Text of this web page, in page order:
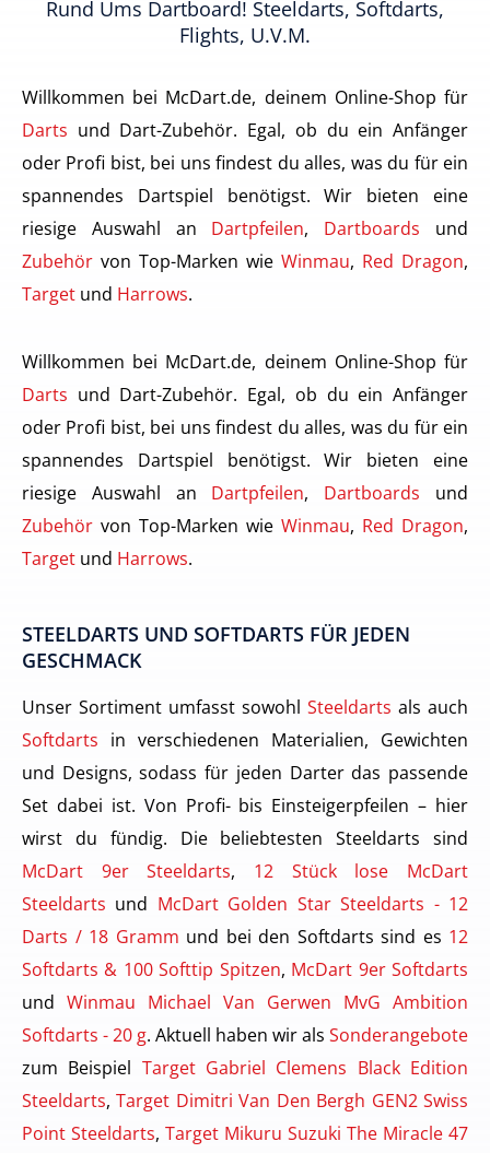
Rund Ums Dartboard! Steeldarts, Softdarts,
Flights, U.v.m.
Willkommen bei McDart.de, deinem Online-Shop für
Darts und Dart-Zubehör. Egal, ob du ein Anfänger
oder Profi bist, bei uns findest du alles, was du für ein
spannendes Dartspiel benötigst. Wir bieten eine
riesige Auswahl an Dartpfeilen, Dartboards und
Zubehör von Top-Marken wie Winmau, Red Dragon,
Target und Harrows.
Willkommen bei McDart.de, deinem Online-Shop für
Darts und Dart-Zubehör. Egal, ob du ein Anfänger
oder Profi bist, bei uns findest du alles, was du für ein
spannendes Dartspiel benötigst. Wir bieten eine
riesige Auswahl an Dartpfeilen, Dartboards und
Zubehör von Top-Marken wie Winmau, Red Dragon,
Target und Harrows.
STEELDARTS UND SOFTDARTS FÜR JEDEN
GESCHMACK
Unser Sortiment umfasst sowohl Steeldarts als auch
Softdarts in verschiedenen Materialien, Gewichten
und Designs, sodass für jeden Darter das passende
Set dabei ist. Von Profi- bis Einsteigerpfeilen – hier
wirst du fündig. Die beliebtesten Steeldarts sind
McDart 9er Steeldarts, 12 Stück lose McDart
Steeldarts und McDart Golden Star Steeldarts - 12
Darts / 18 Gramm und bei den Softdarts sind es 12
Softdarts & 100 Softtip Spitzen, McDart 9er Softdarts
und Winmau Michael Van Gerwen MvG Ambition
Softdarts - 20 g. Aktuell haben wir als Sonderangebote
zum Beispiel Target Gabriel Clemens Black Edition
Steeldarts,Target Dimitri Van Den Bergh GEN2 Swiss
Point Steeldarts, Target Mikuru Suzuki The Miracle 47